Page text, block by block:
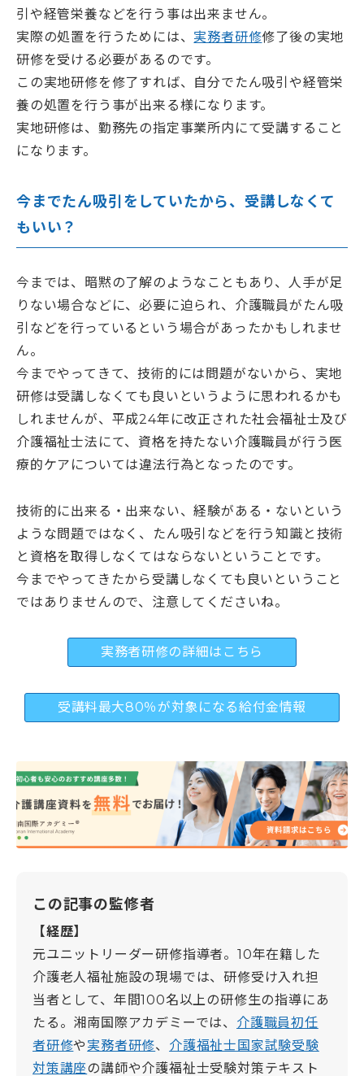
引や経管栄養などを行う事は出来ません。
実際の処置を行うためには、 実務者研修修了後の実地
研修を受ける必要があるのです。
この実地研修を修了すれば、自分でたん吸引や経管栄
養の処置を行う事が出来る様になります。
実地研修は、勤務先の指定事業所内にて受講すること
になります。
今までたん吸引をしていたから、受講しなくて
もいい？
今までは、暗黙の了解のようなこともあり、人手が足
りない場合などに、必要に迫られ、介護職員がたん吸
引などを行っているという場合があったかもしれませ
ん。
今までやってきて、技術的には問題がないから、実地
研修は受講しなくても良いというように思われるかも
しれませんが、平成24年に改正された社会福祉士及び
介護福祉士法にて、資格を持たない介護職員が行う医
療的ケアについては違法行為となったのです。
技術的に出来る・出来ない、経験がある・ないという
ような問題ではなく、たん吸引などを行う知識と技術
と資格を取得しなくてはならないということです。
今までやってきたから受講しなくても良いということ
ではありませんので、注意してくださいね。
実務者研修の詳細はこちら
受講料最大80％が対象になる給付金情報
この記事の監修者
【経歴】
元ユニットリーダー研修指導者。10年在籍した
介護老人福祉施設の現場では、研修受け入れ担
当者として、年間100名以上の研修生の指導にあ
たる。湘南国際アカデミーでは、 介護職員初任
者研修や 実務者研修、 介護福祉士国家試験受験
対策講座の講師や介護福祉士受験対策テキスト